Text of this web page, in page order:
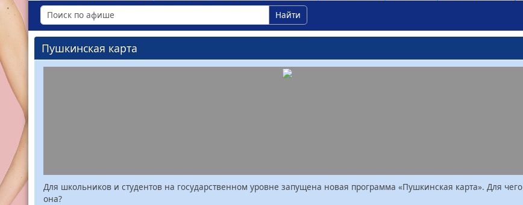
Найти
Пушкинская карта
Для школьников и студентов на государственном уровне запущена новая программа «Пушкинская карта». Для чего
она?